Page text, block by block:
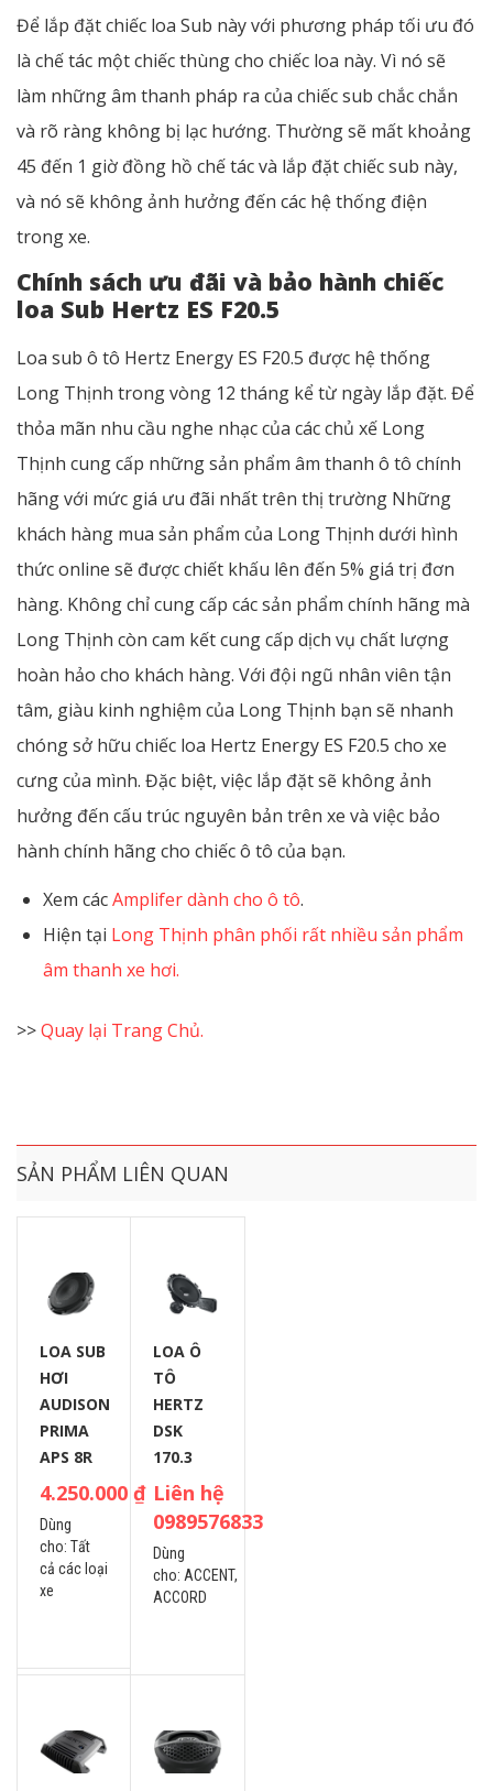
Để lắp đặt chiếc loa Sub này với phương pháp tối ưu đó
là chế tác một chiếc thùng cho chiếc loa này. Vì nó sẽ
làm những âm thanh pháp ra của chiếc sub chắc chắn
và rõ ràng không bị lạc hướng. Thường sẽ mất khoảng
45 đến 1 giờ đồng hồ chế tác và lắp đặt chiếc sub này,
và nó sẽ không ảnh hưởng đến các hệ thống điện
trong xe.
Chính sách ưu đãi và bảo hành chiếc
loa Sub Hertz ES F20.5
Loa sub ô tô Hertz Energy ES F20.5 được hệ thống
Long Thịnh trong vòng 12 tháng kể từ ngày lắp đặt. Để
thỏa mãn nhu cầu nghe nhạc của các chủ xế Long
Thịnh cung cấp những sản phẩm âm thanh ô tô chính
hãng với mức giá ưu đãi nhất trên thị trường Những
khách hàng mua sản phẩm của Long Thịnh dưới hình
thức online sẽ được chiết khấu lên đến 5% giá trị đơn
hàng. Không chỉ cung cấp các sản phẩm chính hãng mà
Long Thịnh còn cam kết cung cấp dịch vụ chất lượng
hoàn hảo cho khách hàng. Với đội ngũ nhân viên tận
tâm, giàu kinh nghiệm của Long Thịnh bạn sẽ nhanh
chóng sở hữu chiếc loa Hertz Energy ES F20.5 cho xe
cưng của mình. Đặc biệt, việc lắp đặt sẽ không ảnh
hưởng đến cấu trúc nguyên bản trên xe và việc bảo
hành chính hãng cho chiếc ô tô của bạn.
Xem cácAmplifer dành cho ô tô.
Hiện tại Long Thịnh phân phối rất nhiều sản phẩm
âm thanh xe hơi.
>>Quay lại Trang Chủ.
SẢN PHẨM LIÊN QUAN
LOA SUB
HƠI
AUDISON
PRIMA
APS 8R
4.250.000 ₫
Dùng
cho: Tất
cả các loại
xe
LOA Ô
TÔ
HERTZ
DSK
170.3
Liên hệ
0989576833
Dùng
cho: ACCENT,
ACCORD